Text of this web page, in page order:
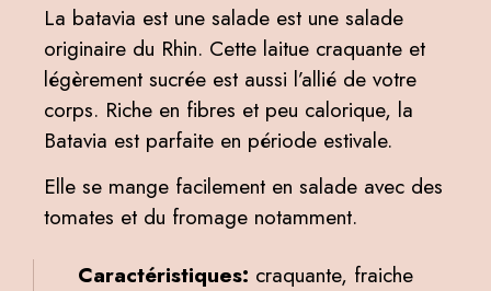
La batavia est une salade est une salade
originaire du Rhin. Cette laitue craquante et
légèrement sucrée est aussi l’allié de votre
corps. Riche en fibres et peu calorique, la
Batavia est parfaite en période estivale.
Elle se mange facilement en salade avec des
tomates et du fromage notamment.
Caractéristiques: craquante, fraiche